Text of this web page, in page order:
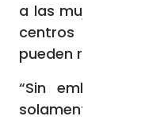
a las mujeres en
centros de
pueden resolver su
“Sin embargo, la
solamente